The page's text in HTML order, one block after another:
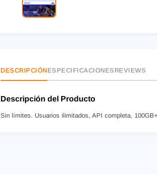
DESCRIPCIÓNESPECIFICACIONES REVIEWS
Descripción del Producto
Sin límites. Usuarios ilimitados, API completa,